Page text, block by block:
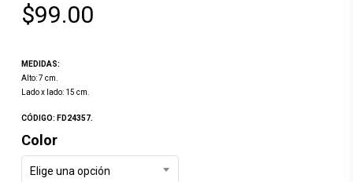
$99.00
MEDIDAS:
Alto: 7 cm.
Lado x lado: 15 cm.
CÓDIGO: FD24357.
Color
Elige una opción